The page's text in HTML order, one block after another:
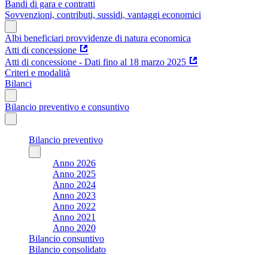
Bandi di gara e contratti
Sovvenzioni, contributi, sussidi, vantaggi economici
Albi beneficiari provvidenze di natura economica
Atti di concessione
Atti di concessione - Dati fino al 18 marzo 2025
Criteri e modalità
Bilanci
Bilancio preventivo e consuntivo
Bilancio preventivo
Anno 2026
Anno 2025
Anno 2024
Anno 2023
Anno 2022
Anno 2021
Anno 2020
Bilancio consuntivo
Bilancio consolidato